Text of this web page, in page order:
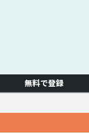
無料で登録